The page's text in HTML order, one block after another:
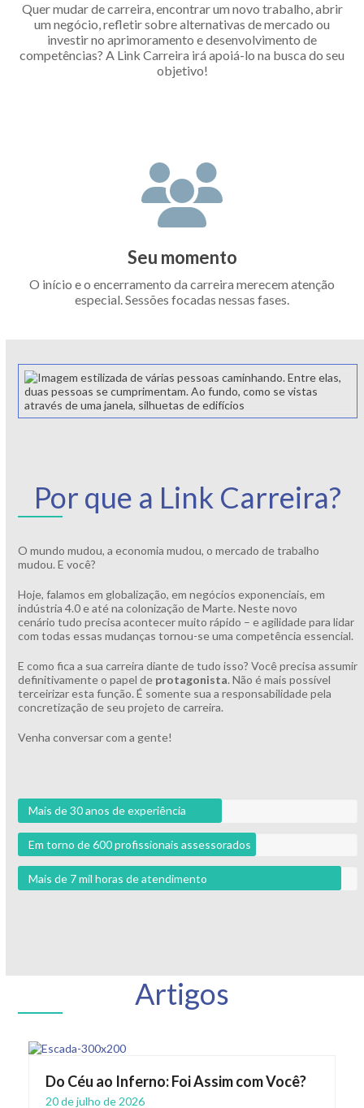
Quer mudar de carreira, encontrar um novo trabalho, abrir
um negócio, refletir sobre alternativas de mercado ou
investir no aprimoramento e desenvolvimento de
competências? A Link Carreira irá apoiá-lo na busca do seu
objetivo!
Seu momento
O início e o encerramento da carreira merecem atenção
especial. Sessões focadas nessas fases.
Por que a Link Carreira?
O mundo mudou, a economia mudou, o mercado de trabalho
mudou. E você?
Hoje, falamos em globalização, em negócios exponenciais, em
indústria 4.0 e até na colonização de Marte. Neste novo
cenário tudo precisa acontecer muito rápido – e agilidade para lidar
com todas essas mudanças tornou-se uma competência essencial.
E como fica a sua carreira diante de tudo isso? Você precisa assumir
definitivamente o papel de protagonista. Não é mais possível
terceirizar esta função. É somente sua a responsabilidade pela
concretização de seu projeto de carreira.
Venha conversar com a gente!
Mais de 30 anos de experiência
Em torno de 600 profissionais assessorados
Mais de 7 mil horas de atendimento
Artigos
Do Céu ao Inferno: Foi Assim com Você?
20 de julho de 2026